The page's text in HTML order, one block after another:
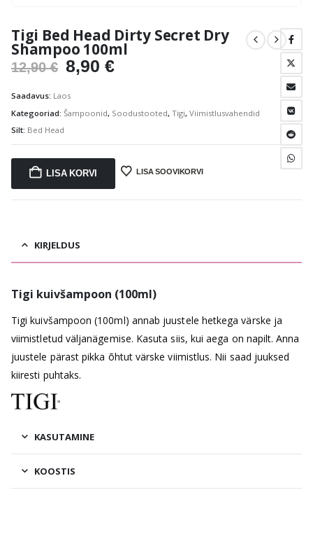
Tigi Bed Head Dirty Secret Dry
Shampoo 100ml
12,90€ Algne
oli:
12,90 €.
8,90€Praegune
8,90 €.
Saadavus: Laos
Kategooriad: Šampoonid, Soodustooted, Tigi, Viimistlusvahendid
Silt: Bed Head
LISA KORVI LISA SOOVIKORVI
KIRJELDUS
Tigi kuivšampoon (100ml)
Tigi kuivšampoon (100ml) annab juustele hetkega värske ja
viimistletud väljanägemise. Kasuta siis, kui aega on napilt. Anna
juustele pärast pikka õhtut värske viimistlus. Nii saad juuksed
kiiresti puhtaks.
KASUTAMINE
KOOSTIS